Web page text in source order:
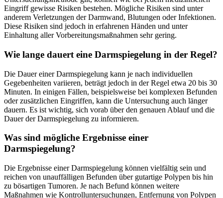
Eingriff gewisse Risiken bestehen. Mögliche Risiken sind unter
anderem Verletzungen der Darmwand, Blutungen oder Infektionen.
Diese Risiken sind jedoch in erfahrenen Händen und unter
Einhaltung aller Vorbereitungsmaßnahmen sehr gering.
Wie lange dauert eine Darmspiegelung in der Regel?
Die Dauer einer Darmspiegelung kann je nach individuellen
Gegebenheiten variieren, beträgt jedoch in der Regel etwa 20 bis 30
Minuten. In einigen Fällen, beispielsweise bei komplexen Befunden
oder zusätzlichen Eingriffen, kann die Untersuchung auch länger
dauern. Es ist wichtig, sich vorab über den genauen Ablauf und die
Dauer der Darmspiegelung zu informieren.
Was sind mögliche Ergebnisse einer
Darmspiegelung?
Die Ergebnisse einer Darmspiegelung können vielfältig sein und
reichen von unauffälligen Befunden über gutartige Polypen bis hin
zu bösartigen Tumoren. Je nach Befund können weitere
Maßnahmen wie Kontrolluntersuchungen, Entfernung von Polypen